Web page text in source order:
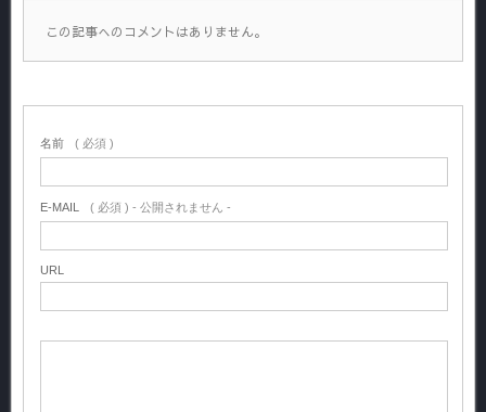
この記事へのコメントはありません。
名前 ( 必須 )
E-MAIL ( 必須 ) - 公開されません -
URL